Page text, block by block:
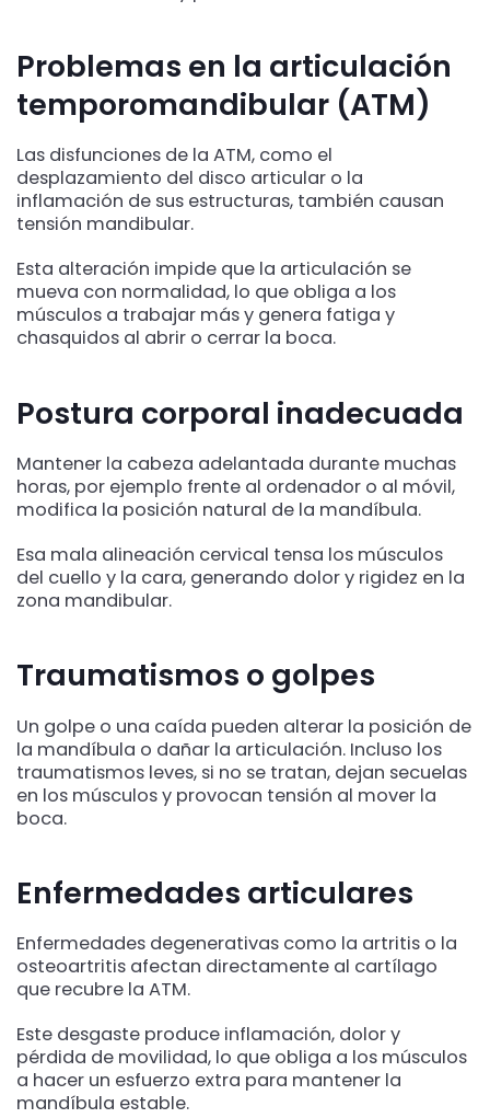
Problemas en la articulación
temporomandibular (ATM)
Las disfunciones de la ATM, como el
desplazamiento del disco articular o la
inflamación de sus estructuras, también causan
tensión mandibular.
Esta alteración impide que la articulación se
mueva con normalidad, lo que obliga a los
músculos a trabajar más y genera fatiga y
chasquidos al abrir o cerrar la boca.
Postura corporal inadecuada
Mantener la cabeza adelantada durante muchas
horas, por ejemplo frente al ordenador o al móvil,
modifica la posición natural de la mandíbula.
Esa mala alineación cervical tensa los músculos
del cuello y la cara, generando dolor y rigidez en la
zona mandibular.
Traumatismos o golpes
Un golpe o una caída pueden alterar la posición de
la mandíbula o dañar la articulación. Incluso los
traumatismos leves, si no se tratan, dejan secuelas
en los músculos y provocan tensión al mover la
boca.
Enfermedades articulares
Enfermedades degenerativas como la artritis o la
osteoartritis afectan directamente al cartílago
que recubre la ATM.
Este desgaste produce inflamación, dolor y
pérdida de movilidad, lo que obliga a los músculos
a hacer un esfuerzo extra para mantener la
mandíbula estable.